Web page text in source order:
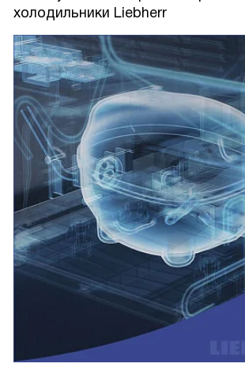
холодильники Liebherr